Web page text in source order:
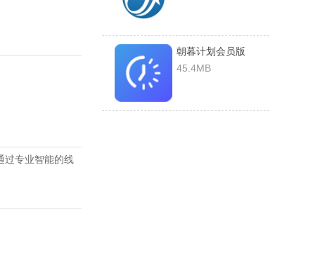
过专业智能的线
朝暮计划会员版
v1.2.9安卓版
45.4MB